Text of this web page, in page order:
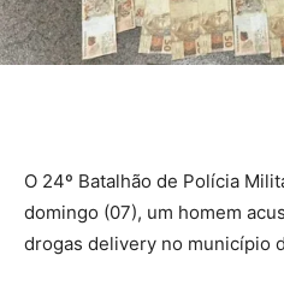
O 24º Batalhão de Polícia
domingo (07), um homem
drogas delivery no município